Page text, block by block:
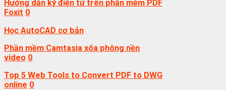
Hướng dẫn ký điện tử trên phần mềm PDF
Foxit 0
Học AutoCAD cơ bản
Phần mềm Camtasia xóa phông nền
video 0
Top 5 Web Tools to Convert PDF to DWG
online 0